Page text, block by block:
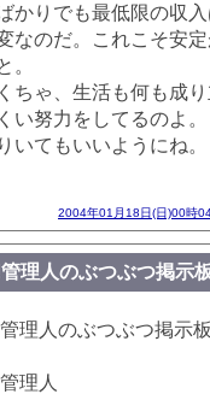
かりでも最低限の収
なのだ。これこそ安
。
ちゃ、生活も何も成
い努力をしてるのよ。
いてもいいようにね。
2004年01月18日(日)00時
理人のぶつぶつ掲示
理人のぶつぶつ掲示
理人